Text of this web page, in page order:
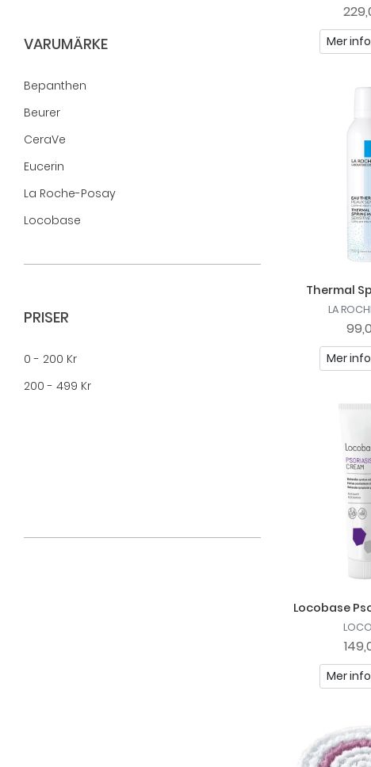
VARUMÄRKE
Bepanthen
Beurer
CeraVe
Eucerin
La Roche-Posay
Locobase
PRISER
0 - 200 Kr
200 - 499 Kr
Mer info
Thermal
LA
Mer info
Locobase
Mer info